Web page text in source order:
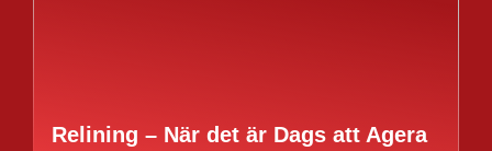
Relining – När det är Dags att Agera